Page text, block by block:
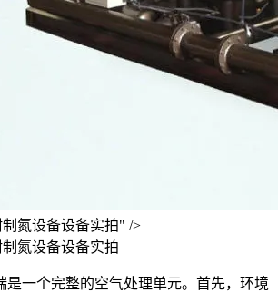
氮设备设备实拍" />
氮设备设备实拍
是一个完整的空气处理单元。首先，环境